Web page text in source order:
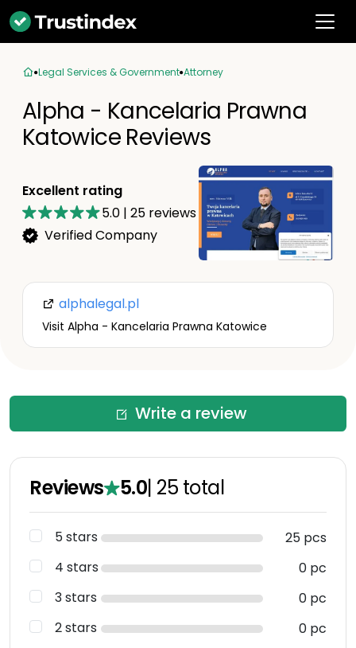
Legal Services & Government Attorney
Alpha - Kancelaria Prawna
Katowice Reviews
Excellent rating
5.0 | 25 reviews
Verified Company
alphalegal.pl
Visit Alpha - Kancelaria Prawna Katowice
Write a review
Reviews 5.0| 25 total
5 stars
25 pcs
4 stars
0 pc
3 stars
0 pc
2 stars
0 pc